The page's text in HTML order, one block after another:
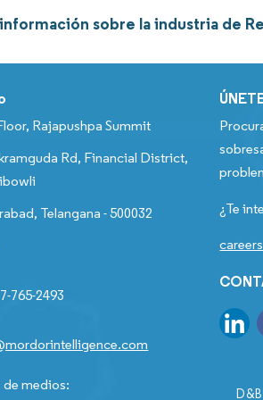
sobre la industria de
Rajapushpa Summit
Rd, Financial District,
Telangana - 500032
765-2493
medios:
¿Te